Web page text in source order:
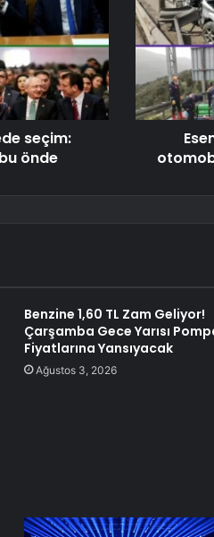
seçim:
önde
Benzine 1,60 TL Zam Geliyor!
Çarşamba Gece Yarısı
Fiyatlarına Yansıyacak
Ağustos 3, 2026